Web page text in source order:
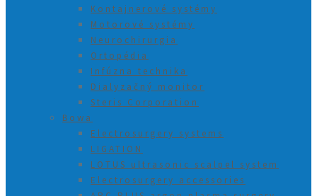
Kontajnerové systémy
Motorové systémy
Neurochirurgia
Ortopédia
Infúzna technika
Dialyzačný monitor
Steris Corporation
Bowa
Electrosurgery systems
LIGATION
LOTUS ultrasonic scalpel system
Electrosurgery accessories